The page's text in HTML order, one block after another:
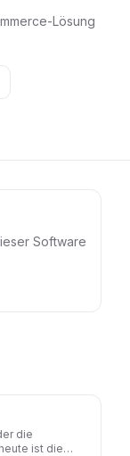
Lösung
Software
die
ist die